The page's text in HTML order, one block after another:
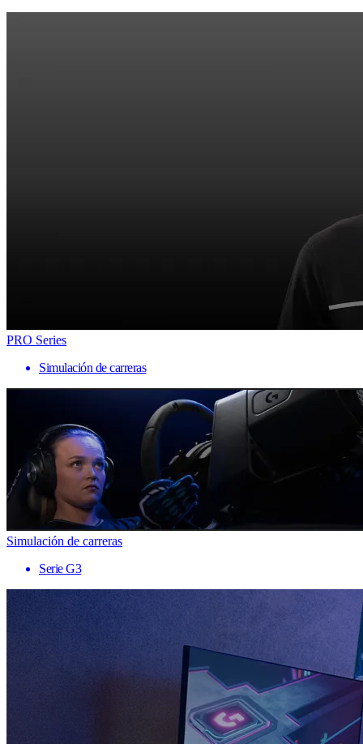
PRO Series
Simulación de carreras
Simulación de carreras
Serie G3